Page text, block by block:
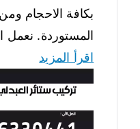
بكافة الاحجام
المستوردة.
اقرأ المزيد